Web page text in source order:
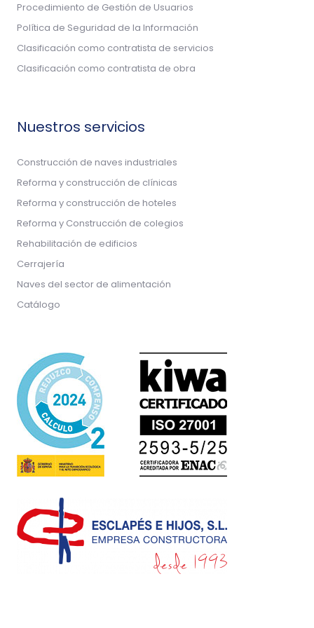
Procedimiento de Gestión de Usuarios
Política de Seguridad de la Información
Clasificación como contratista de servicios
Clasificación como contratista de obra
Nuestros servicios
Construcción de naves industriales
Reforma y construcción de clínicas
Reforma y construcción de hoteles
Reforma y Construcción de colegios
Rehabilitación de edificios
Cerrajería
Naves del sector de alimentación
Catálogo